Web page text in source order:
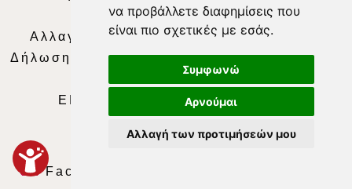
να προβάλλετε διαφημίσεις που
είναι πιο σχετικές με εσάς.
Συμφωνώ
Αρνούμαι
Αλλαγή των προτιμήσεών μου
Απορρήτου|Περιεχόμενο
Αλλαγή Προτιμήσεων για τα Cookies
Δήλωση συμμόρφωσης με τη σύσταση (ΕΕ)
Ταυτότητα
ΕΝΗΜΕΡΩΣΗ
WEB TV
Facebook